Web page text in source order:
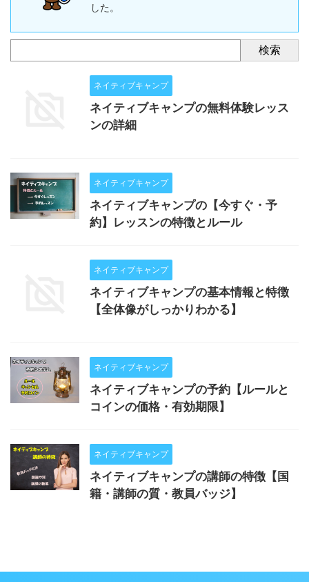
した。
検索
ネイティブキャンプ
ネイティブキャンプの無料体験レッス
ンの詳細
ネイティブキャンプ
ネイティブキャンプの【今すぐ・予
約】レッスンの特徴とルール
ネイティブキャンプ
ネイティブキャンプの基本情報と特徴
【全体像がしっかりわかる】
ネイティブキャンプ
ネイティブキャンプの予約【ルールと
コインの価格・有効期限】
ネイティブキャンプ
ネイティブキャンプの講師の特徴【国
籍・講師の質・教員バッジ】